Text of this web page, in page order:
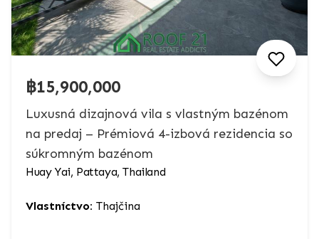
฿15,900,000
Luxusná dizajnová vila s vlastným bazénom
na predaj – Prémiová 4-izbová rezidencia so
súkromným bazénom
Huay Yai, Pattaya, Thailand
Vlastníctvo: Thajčina